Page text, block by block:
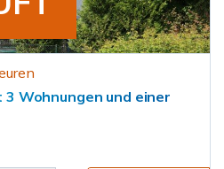
Wohnungen und einer